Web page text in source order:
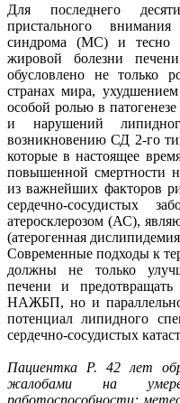
Для последнего
пристального
синдрома (МС) и тесно
жировой болезни
обусловлено не только
странах мира,
особой ролью в
и нарушений
возникновению СД 2-го
которые в настоящее
повышенной смертности
из важнейших факторов
сердечно-сосудистых
атеросклерозом (АС),
(атерогенная
Современные подходы к
должны не только
печени и
НАЖБП, но и параллельно
потенциал липидного
сердечно-сосудистых
Пациентка Р. 42 лет
жалобами на
работоспособности;